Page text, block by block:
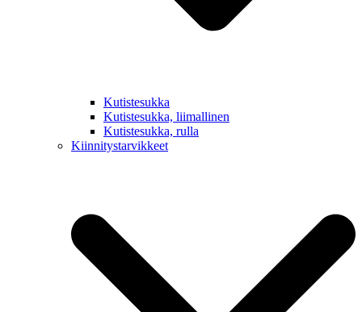
Kutistesukka
Kutistesukka, liimallinen
Kutistesukka, rulla
Kiinnitystarvikkeet